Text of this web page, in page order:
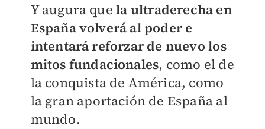
Y augura quela ultraderecha en
España volverá al poder e
intentará reforzar de nuevo los
mitos fundacionales, como el de
la conquista de América, como
la gran aportación de España al
mundo.